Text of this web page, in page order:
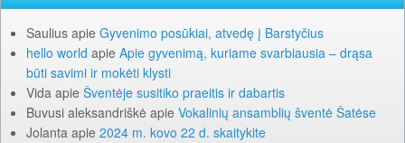
Saulius apie Gyvenimo posūkiai, atvedę į Barstyčius
hello world apie Apie gyvenimą, kuriame svarbiausia – drąsa
būti savimi ir mokėti klysti
Vida apie Šventėje susitiko praeitis ir dabartis
Buvusi aleksandriškė apie Vokalinių ansamblių šventė Šatėse
Jolanta apie 2024 m. kovo 22 d. skaitykite